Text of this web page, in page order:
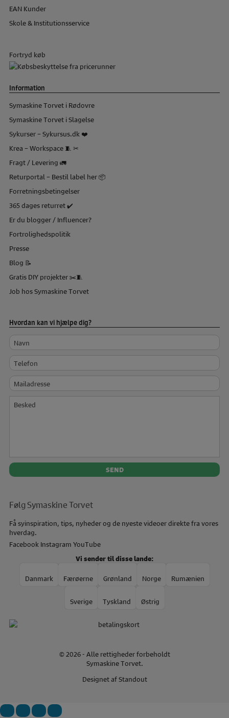
EAN Kunder
Skole & Institutionsservice
Fortryd køb
Information
Symaskine Torvet i Rødovre
Symaskine Torvet i Slagelse
Sykurser – Sykursus.dk ❤️
Krea – Workspace 🧵 ✂
Fragt / Levering 🚛
Returportal – Bestil label her 📦
Forretningsbetingelser
365 dages returret ✔️
Er du blogger / Influencer?
Fortrolighedspolitik
Presse
Blog 📝
Gratis DIY projekter ✂️🧵
Job hos Symaskine Torvet
Hvordan kan vi hjælpe dig?
Navn
Telefon
Mailadresse
Besked
Følg Symaskine Torvet
Få syinspiration, tips, nyheder og de nyeste videoer direkte fra vores
hverdag.
Facebook Instagram YouTube
Vi sender til disse lande:
Danmark Færøerne Grønland Norge Rumænien
Sverige Tyskland Østrig
© 2026 - Alle rettigheder forbeholdt
Symaskine Torvet.
Designet afStandout